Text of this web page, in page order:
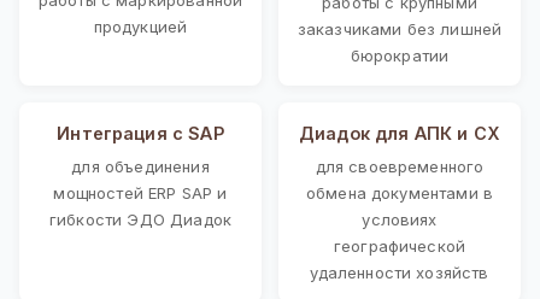
продукцией
заказчиками без лишней
бюрократии
Интеграция с SAP
для объединения
мощностей ERP SAP и
гибкости ЭДО Диадок
Диадок для АПК и СХ
для своевременного
обмена документами в
условиях
географической
удаленности хозяйств